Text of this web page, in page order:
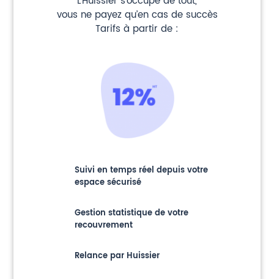
vous ne payez qu’en cas de succès
Tarifs à partir de :
Suivi en temps réel depuis votre
espace sécurisé
Gestion statistique de votre
recouvrement
Relance par Huissier